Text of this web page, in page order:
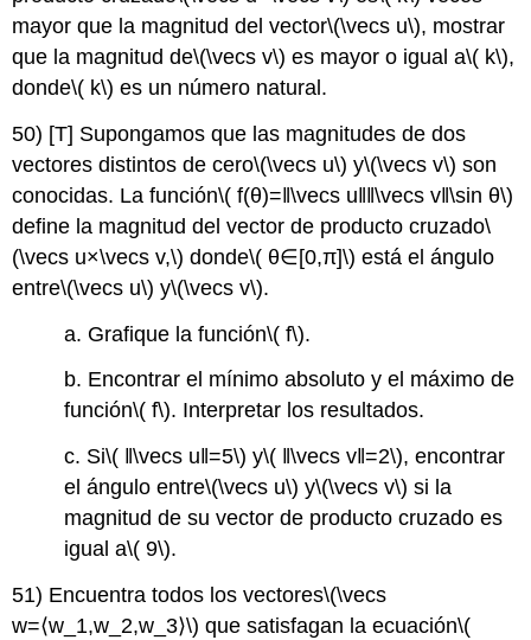
mayor que la magnitud del vector\(\vecs u\), mostrar
que la magnitud de\(\vecs v\) es mayor o igual a\( k\),
donde\( k\) es un número natural.
50) [T] Supongamos que las magnitudes de dos
vectores distintos de cero\(\vecs u\) y\(\vecs v\) son
conocidas. La función\( f(θ)=‖\vecs u‖‖\vecs v‖\sin θ\)
define la magnitud del vector de producto cruzado\
(\vecs u×\vecs v,\) donde\( θ∈[0,π]\) está el ángulo
entre\(\vecs u\) y\(\vecs v\).
a. Grafique la función\( f\).
b. Encontrar el mínimo absoluto y el máximo de
función\( f\). Interpretar los resultados.
c. Si\( ‖\vecs u‖=5\) y\( ‖\vecs v‖=2\), encontrar
el ángulo entre\(\vecs u\) y\(\vecs v\) si la
magnitud de su vector de producto cruzado es
igual a\( 9\).
51) Encuentra todos los vectores\(\vecs
w=⟨w_1,w_2,w_3⟩\) que satisfagan la ecuación\(